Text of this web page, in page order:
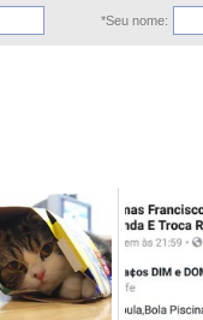
*Seu nome: